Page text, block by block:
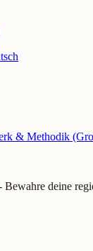
& Methodik
Bewahre deine